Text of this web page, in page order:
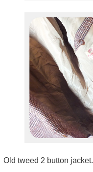
Old tweed 2 button jacket.